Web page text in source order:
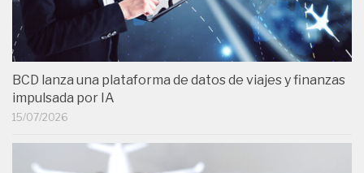
BCD lanza una plataforma de datos de viajes y finanzas
impulsada por IA
15/07/2026